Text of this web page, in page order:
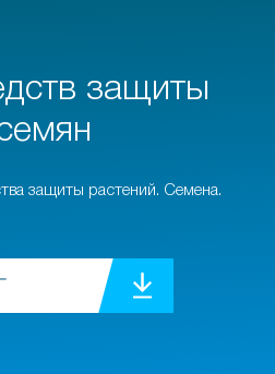
защиты
защиты растений. Семена.